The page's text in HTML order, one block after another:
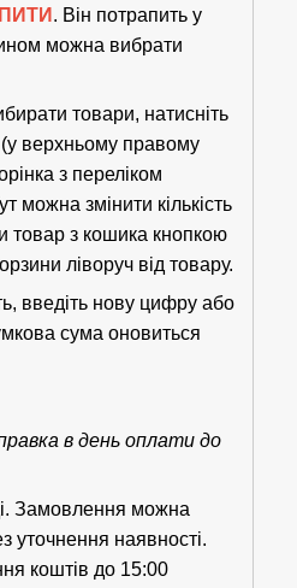
. Він потрапить у
можна вибрати
товари, натисніть
верхньому правому
з переліком
можна змінити кількість
товар з кошика кнопкою
ліворуч від товару.
введіть нову цифру або
сума оновиться
в день оплати до
Замовлення можна
наявності.
коштів до 15:00